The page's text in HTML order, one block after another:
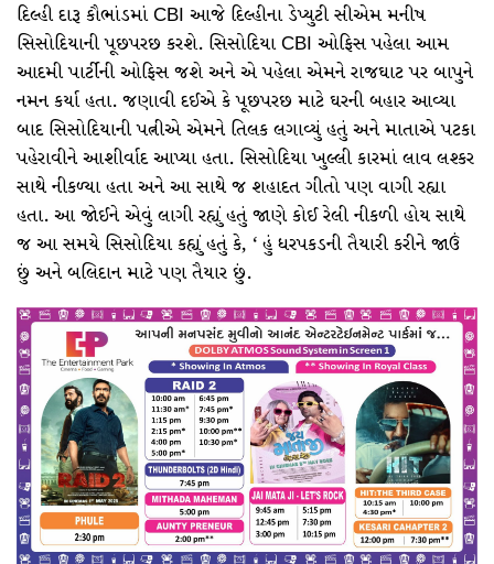
દિલ્હી દારૂ કૌભાંડમાં CBI આજે દિલ્હીના ડેપ્યુટી સીએમ મનીષ
સિસોદિયાની પૂછપરછ કરશે. સિસોદિયા CBI ઓફિસ પહેલા આમ
આદમી પાર્ટીની ઓફિસ જશે અને એ પહેલા એમને રાજઘાટ પર બાપુને
નમન કર્યા હતા. જણાવી દઈએ કે પૂછપરછ માટે ઘરની બહાર આવ્યા
બાદ સિસોદિયાની પત્નીએ એમને તિલક લગાવ્યું હતું અને માતાએ પટકા
પહેરાવીને આશીર્વાદ આપ્યા હતા. સિસોદિયા ખુલ્લી કારમાં લાવ લશ્કર
સાથે નીકળ્યા હતા અને આ સાથે જ શહાદત ગીતો પણ વાગી રહ્યા
હતા. આ જોઈને એવું લાગી રહ્યું હતું જાણે કોઈ રેલી નીકળી હોય સાથે
જ આ સમયે સિસોદિયા કહ્યું હતું કે, ‘ હું ધરપકડની તૈયારી કરીને જાઉં
છું અને બલિદાન માટે પણ તૈયાર છું.